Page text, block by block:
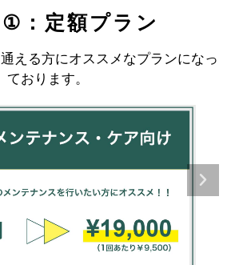
：定額プラン
える方にオススメなプランになっ
ております。